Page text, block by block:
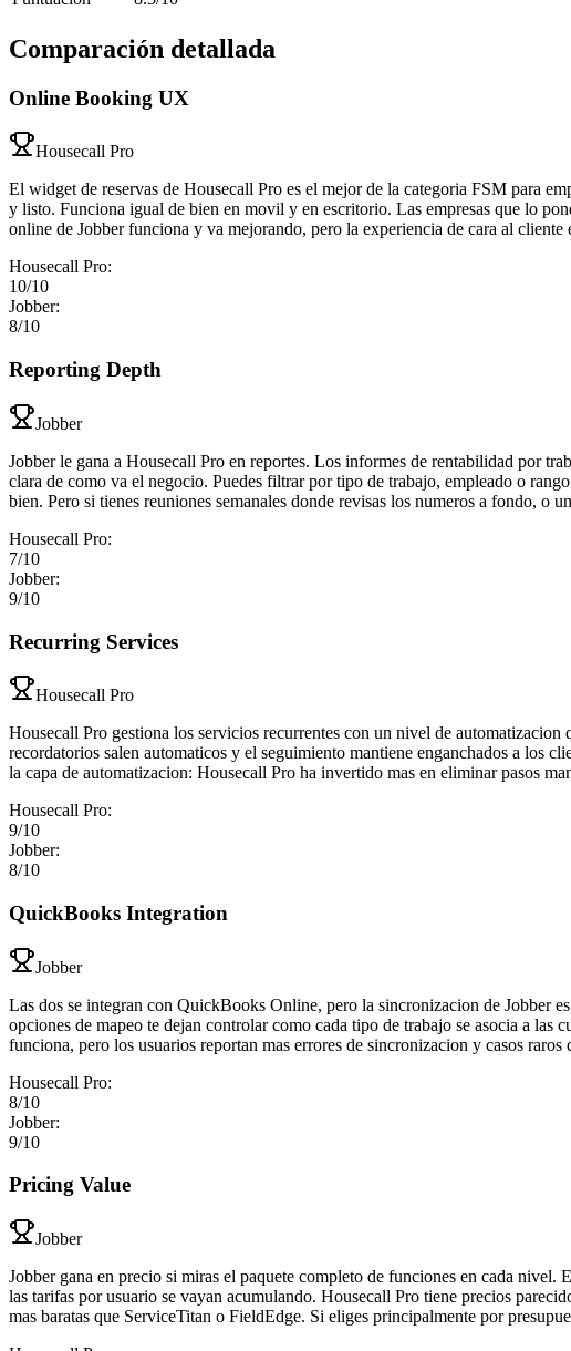
Comparación detallada
Online Booking UX
Housecall Pro
El widget de reservas de Housecall Pro es el mejor de la categoria FSM para
y listo. Funciona igual de bien en movil y en escritorio. Las empresas que lo
online de Jobber funciona y va mejorando, pero la experiencia de cara al
Housecall Pro:
10/10
Jobber:
8/10
Reporting Depth
Jobber
Jobber le gana a Housecall Pro en reportes. Los informes de rentabilidad por
clara de como va el negocio. Puedes filtrar por tipo de trabajo, empleado o
bien. Pero si tienes reuniones semanales donde revisas los numeros a fondo,
Housecall Pro:
7/10
Jobber:
9/10
Recurring Services
Housecall Pro
Housecall Pro gestiona los servicios recurrentes con un nivel de
recordatorios salen automaticos y el seguimiento mantiene enganchados a los
la capa de automatizacion: Housecall Pro ha invertido mas en eliminar pasos
Housecall Pro:
9/10
Jobber:
8/10
QuickBooks Integration
Jobber
Las dos se integran con QuickBooks Online, pero la sincronizacion de Jobber
opciones de mapeo te dejan controlar como cada tipo de trabajo se asocia a
funciona, pero los usuarios reportan mas errores de sincronizacion y casos raros
Housecall Pro:
8/10
Jobber:
9/10
Pricing Value
Jobber
Jobber gana en precio si miras el paquete completo de funciones en cada
las tarifas por usuario se vayan acumulando. Housecall Pro tiene precios
mas baratas que ServiceTitan o FieldEdge. Si eliges principalmente por